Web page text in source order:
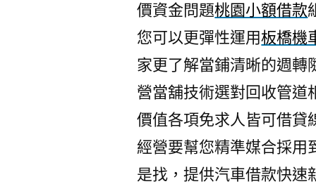
價資金問題桃園小額借款
您可以更彈性運用板橋機
家更了解當鋪清晰的週轉
營當舖技術選對回收管道
價值各項免求人皆可借貸
經營要幫您精準媒合採用
是找，提供汽車借款快速